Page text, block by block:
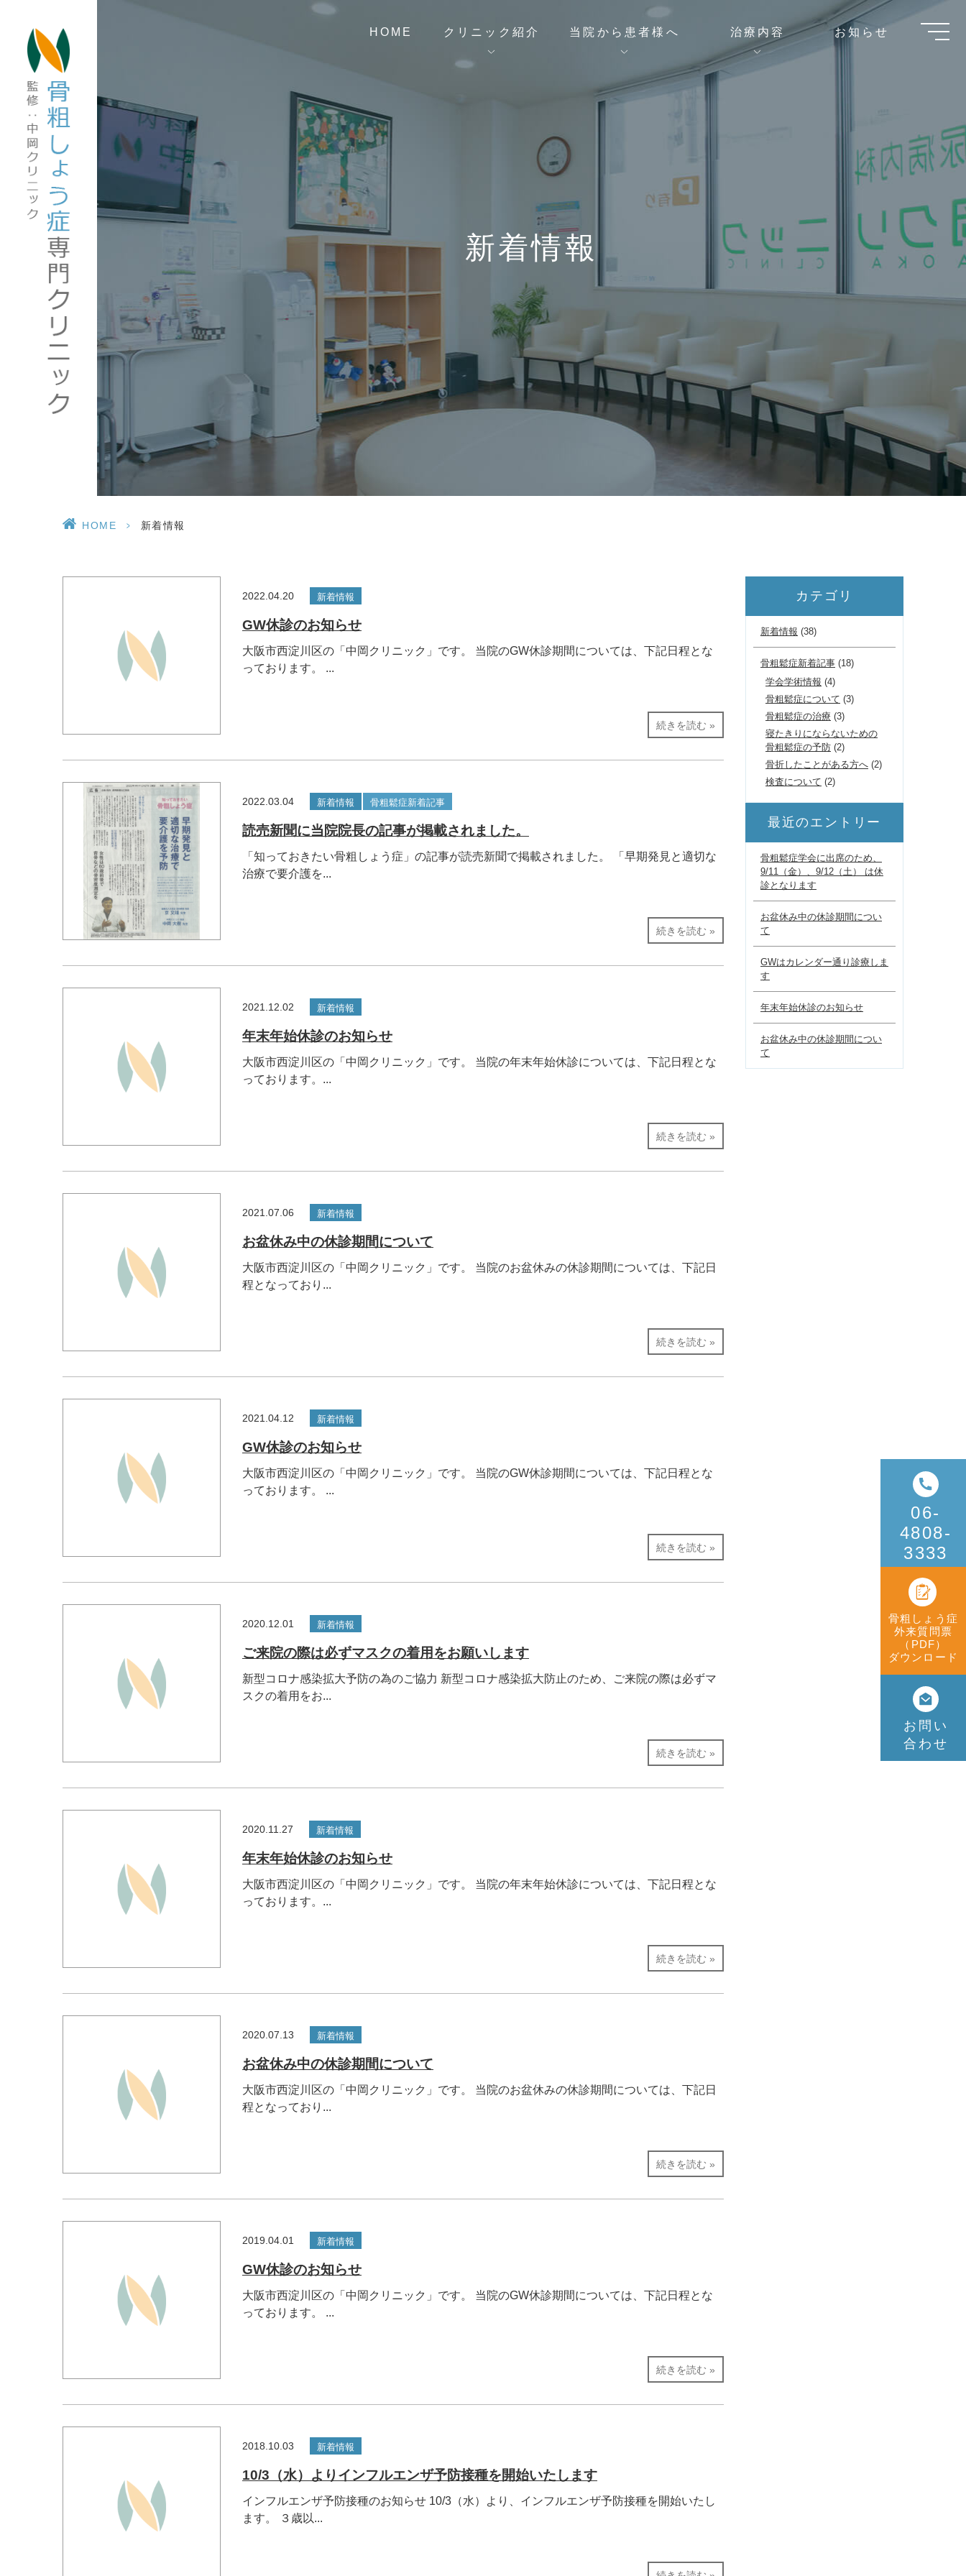
HOME クリニック紹介 当院から患者様へ 治療内容 お知らせ
新着情報
HOME > 新着情報
2022.04.20 新着情報
GW休診のお知らせ
大阪市西淀川区の「中岡クリニック」です。 当院のGW休診期間については、下記日程とな
っております。 ...
続きを読む »
2022.03.04 新着情報 骨粗鬆症新着記事
読売新聞に当院院長の記事が掲載されました。
「知っておきたい骨粗しょう症」の記事が読売新聞で掲載されました。 「早期発見と適切な
治療で要介護を...
続きを読む »
2021.12.02 新着情報
年末年始休診のお知らせ
大阪市西淀川区の「中岡クリニック」です。 当院の年末年始休診については、下記日程とな
っております。...
続きを読む »
2021.07.06 新着情報
お盆休み中の休診期間について
大阪市西淀川区の「中岡クリニック」です。 当院のお盆休みの休診期間については、下記日
程となっており...
続きを読む »
2021.04.12 新着情報
GW休診のお知らせ
大阪市西淀川区の「中岡クリニック」です。 当院のGW休診期間については、下記日程とな
っております。 ...
続きを読む »
2020.12.01 新着情報
ご来院の際は必ずマスクの着用をお願いします
新型コロナ感染拡大予防の為のご協力 新型コロナ感染拡大防止のため、ご来院の際は必ずマ
スクの着用をお...
続きを読む »
2020.11.27 新着情報
年末年始休診のお知らせ
大阪市西淀川区の「中岡クリニック」です。 当院の年末年始休診については、下記日程とな
っております。...
続きを読む »
2020.07.13 新着情報
お盆休み中の休診期間について
大阪市西淀川区の「中岡クリニック」です。 当院のお盆休みの休診期間については、下記日
程となっており...
続きを読む »
2019.04.01 新着情報
GW休診のお知らせ
大阪市西淀川区の「中岡クリニック」です。 当院のGW休診期間については、下記日程とな
っております。 ...
続きを読む »
2018.10.03 新着情報
10/3（水）よりインフルエンザ予防接種を開始いたします
インフルエンザ予防接種のお知らせ 10/3（水）より、インフルエンザ予防接種を開始いたし
ます。 ３歳以...
カテゴリ
新着情報 (38)
骨粗鬆症新着記事 (18)
学会学術情報 (4)
骨粗鬆症について (3)
骨粗鬆症の治療 (3)
寝たきりにならないための
骨粗鬆症の予防 (2)
骨折したことがある方へ (2)
検査について (2)
最近のエントリー
骨粗鬆症学会に出席のため、
9/11（金）、9/12（土） は休
診となります
お盆休み中の休診期間につい
て
GWはカレンダー通り診療しま
す
年末年始休診のお知らせ
お盆休み中の休診期間につい
て
06-
4808-
3333
骨粗しょう症
外来質問票
（PDF）
ダウンロード
お問い
合わせ